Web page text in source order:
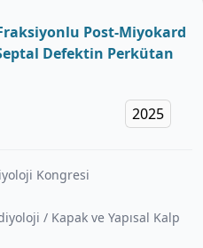
Post-Miyokard
Defektin Perkütan
2025
Kongresi
/ Kapak ve Yapısal Kalp